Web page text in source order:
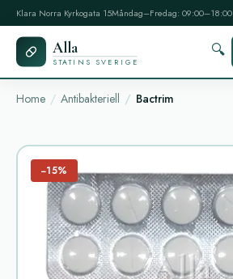
Klara Norra Kyrkogata 15Måndag–Fredag: 09:00–18:00
Alla
STATINS SVERIGE
🔍
Home Antibakteriell Bactrim
−15%